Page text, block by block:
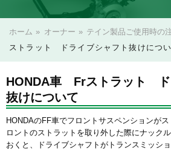
ホーム » オーナー » テイン製品ご使用時の
ストラット ドライブシャフト抜けにつ
HONDA車 Frストラット ド
抜けについて
HONDAのFF車でフロントサスペンションが
ロントのストラットを取り外した際にナック
おくと、ドライブシャフトがトランスミッシ